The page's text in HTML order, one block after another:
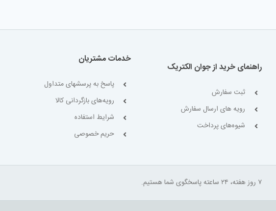
راهنمای خرید از جوان الکتریک
ثبت سفارش
رویه های ارسال سفارش
شیوه‌های پرداخت
خدمات مشتریان
پاسخ به پرسشهای متداول
رویه‌های بازگردانی کالا
شرایط استفاده
حریم خصوصی
۷ روز هفته، ۲۴ ساعته پاسخگوی شما هستیم.